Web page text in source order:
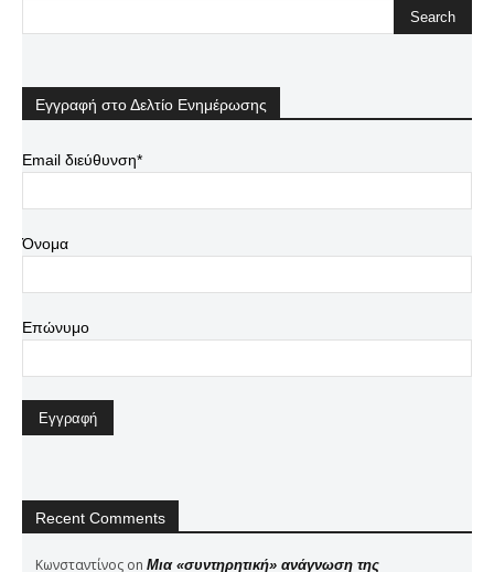
Εγγραφή στο Δελτίο Ενημέρωσης
Email διεύθυνση*
Όνομα
Επώνυμο
Recent Comments
Κωνσταντίνος on Μια «συντηρητική» ανάγνωση της